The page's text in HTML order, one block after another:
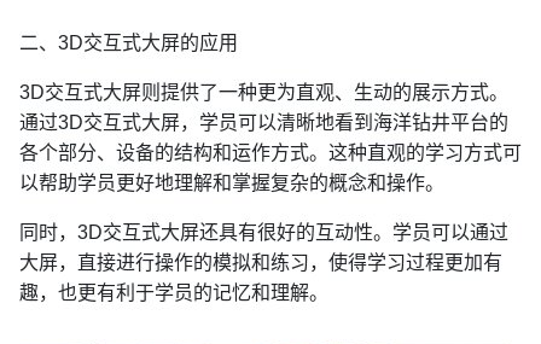
二、3D交互式大屏的应用
3D交互式大屏则提供了一种更为直观、生动的展示方式。
通过3D交互式大屏，学员可以清晰地看到海洋钻井平台的
各个部分、设备的结构和运作方式。这种直观的学习方式可
以帮助学员更好地理解和掌握复杂的概念和操作。
同时，3D交互式大屏还具有很好的互动性。学员可以通过
大屏，直接进行操作的模拟和练习，使得学习过程更加有
趣，也更有利于学员的记忆和理解。